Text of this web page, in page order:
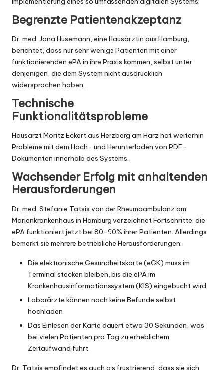
Begrenzte Patientenakzeptanz
Dr. med. Jana Husemann, eine Hausärztin aus Hamburg,
berichtet, dass nur sehr wenige Patienten mit einer
funktionierenden ePA in ihre Praxis kommen, selbst unter
denjenigen, die dem System nicht ausdrücklich
widersprochen haben.
Technische
Funktionalitätsprobleme
Hausarzt Moritz Eckert aus Herzberg am Harz hat weiterhin
Probleme mit dem Hoch- und Herunterladen von PDF-
Dokumenten innerhalb des Systems.
Wachsender Erfolg mit anhaltenden
Herausforderungen
Dr. med. Stefanie Tatsis von der Rheumaambulanz am
Marienkrankenhaus in Hamburg verzeichnet Fortschritte; die
ePA funktioniert jetzt bei 80-90% ihrer Patienten. Allerdings
bemerkt sie mehrere betriebliche Herausforderungen:
Die elektronische Gesundheitskarte (eGK) muss im
Terminal stecken bleiben, bis die ePA im
Krankenhausinformationssystem (KIS) eingebucht wird
Laborärzte können noch keine Befunde selbst
hochladen
Das Einlesen der Karte dauert etwa 30 Sekunden, was
bei vielen Patienten pro Tag zu erheblichem
Zeitaufwand führt
Dr. Tatsis empfindet es auch als frustrierend, dass sie sich